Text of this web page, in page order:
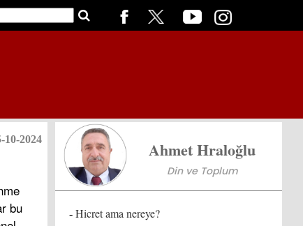
10-2024
bu
Ahmet Hraloğlu
Din ve Toplum
- Hicret ama nereye?